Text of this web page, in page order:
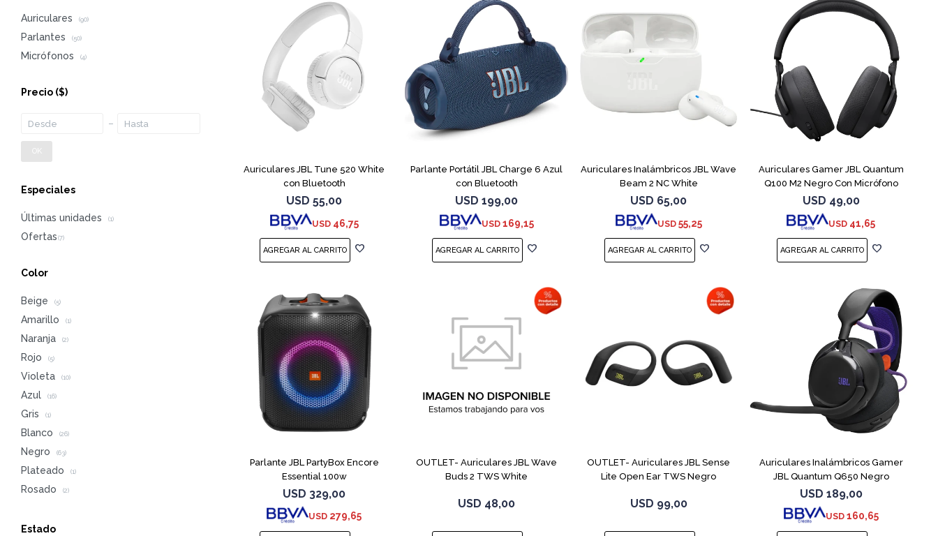
Auriculares JBL Tune 520 White
con Bluetooth
USD 55,00
USD 46,75
Parlante Portátil JBL Charge 6 Azul
con Bluetooth
USD 199,00
USD 169,15
Auriculares Inalámbricos JBL Wave
Beam 2 NC White
USD 65,00
USD 55,25
Auriculares Gamer JBL Quantum
Q100 M2 Negro Con Micrófono
USD 49,00
USD 41,65
Parlante JBL PartyBox Encore
Essential 100w
USD 329,00
USD 279,65
OUTLET- Auriculares JBL Wave
Buds 2 TWS White
USD 48,00
OUTLET- Auriculares JBL Sense
Lite Open Ear TWS Negro
USD 99,00
Auriculares Inalámbricos Gamer
JBL Quantum Q650 Negro
USD 189,00
USD 160,65
Auriculares (90)
Parlantes (50)
Micrófonos (4)
Precio ($)
OK
Especiales
Últimas unidades (1)
Color
Beige (5)
Amarillo (1)
Naranja (2)
Rojo (5)
Violeta (10)
Azul (16)
Gris (1)
Blanco (26)
Negro (63)
Plateado (1)
Rosado (2)
Estado